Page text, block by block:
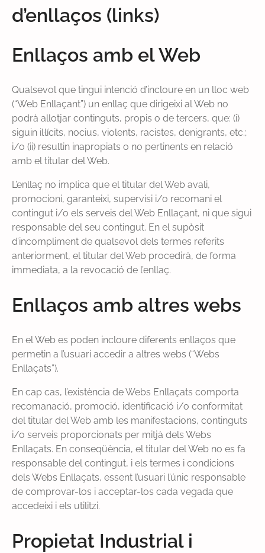
d’enllaços (links)
Enllaços amb el Web
Qualsevol que tingui intenció d’incloure en un lloc web
(“Web Enllaçant”) un enllaç que dirigeixi al Web no
podrà allotjar continguts, propis o de tercers, que: (i)
siguin il·lícits, nocius, violents, racistes, denigrants, etc.;
i/o (ii) resultin inapropiats o no pertinents en relació
amb el titular del Web.
L’enllaç no implica que el titular del Web avali,
promocioni, garanteixi, supervisi i/o recomani el
contingut i/o els serveis del Web Enllaçant, ni que sigui
responsable del seu contingut. En el supòsit
d’incompliment de qualsevol dels termes referits
anteriorment, el titular del Web procedirà, de forma
immediata, a la revocació de l’enllaç.
Enllaços amb altres webs
En el Web es poden incloure diferents enllaços que
permetin a l’usuari accedir a altres webs (“Webs
Enllaçats”).
En cap cas, l’existència de Webs Enllaçats comporta
recomanació, promoció, identificació i/o conformitat
del titular del Web amb les manifestacions, continguts
i/o serveis proporcionats per mitjà dels Webs
Enllaçats. En conseqüència, el titular del Web no es fa
responsable del contingut, i els termes i condicions
dels Webs Enllaçats, essent l’usuari l’únic responsable
de comprovar-los i acceptar-los cada vegada que
accedeixi i els utilitzi.
Propietat Industrial i